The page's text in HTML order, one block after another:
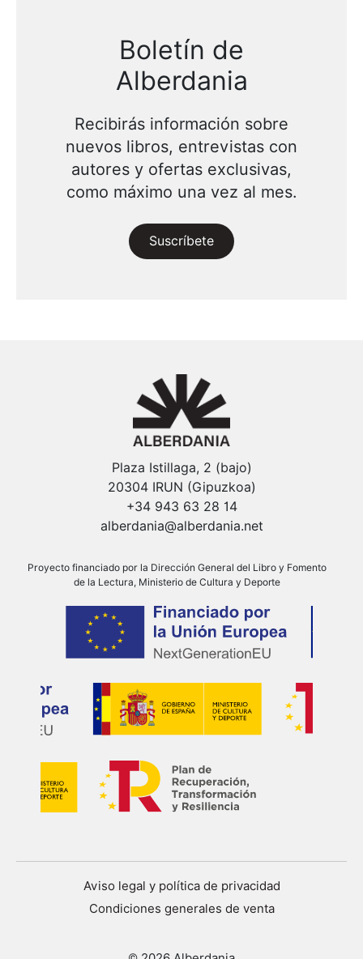
Boletín de
Alberdania
Recibirás información sobre
nuevos libros, entrevistas con
autores y ofertas exclusivas,
como máximo una vez al mes.
Suscríbete
Plaza Istillaga, 2 (bajo)
20304 IRUN (Gipuzkoa)
+34 943 63 28 14
alberdania@alberdania.net
Proyecto financiado por la Dirección General del Libro y Fomento
de la Lectura, Ministerio de Cultura y Deporte
Aviso legal y política de privacidad
Condiciones generales de venta